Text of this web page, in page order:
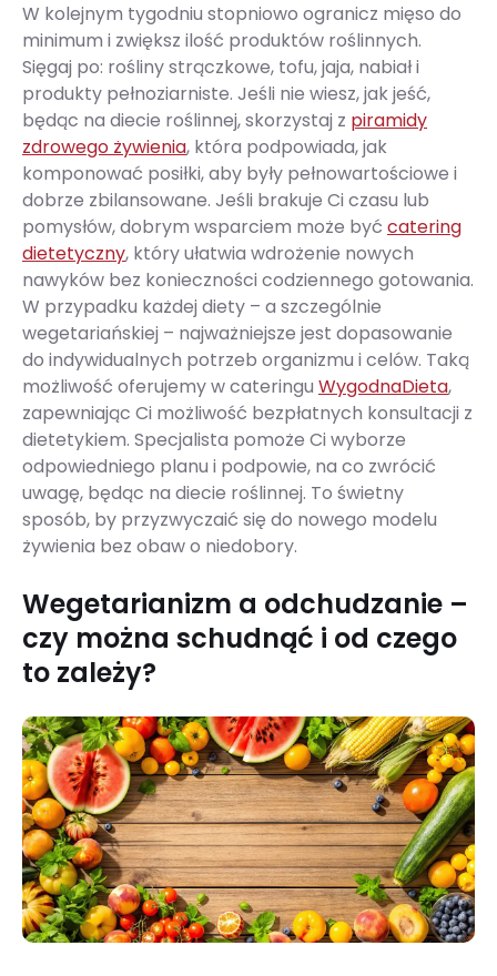
W kolejnym tygodniu stopniowo ogranicz mięso do
minimum i zwiększ ilość produktów roślinnych.
Sięgaj po: rośliny strączkowe, tofu, jaja, nabiał i
produkty pełnoziarniste. Jeśli nie wiesz, jak jeść,
będąc na diecie roślinnej, skorzystaj z piramidy
zdrowego żywienia, która podpowiada, jak
komponować posiłki, aby były pełnowartościowe i
dobrze zbilansowane. Jeśli brakuje Ci czasu lub
pomysłów, dobrym wsparciem może być catering
dietetyczny, który ułatwia wdrożenie nowych
nawyków bez konieczności codziennego gotowania.
W przypadku każdej diety – a szczególnie
wegetariańskiej – najważniejsze jest dopasowanie
do indywidualnych potrzeb organizmu i celów. Taką
możliwość oferujemy w cateringu WygodnaDieta,
zapewniając Ci możliwość bezpłatnych konsultacji z
dietetykiem. Specjalista pomoże Ci wyborze
odpowiedniego planu i podpowie, na co zwrócić
uwagę, będąc na diecie roślinnej. To świetny
sposób, by przyzwyczaić się do nowego modelu
żywienia bez obaw o niedobory.
Wegetarianizm a odchudzanie –
czy można schudnąć i od czego
to zależy?